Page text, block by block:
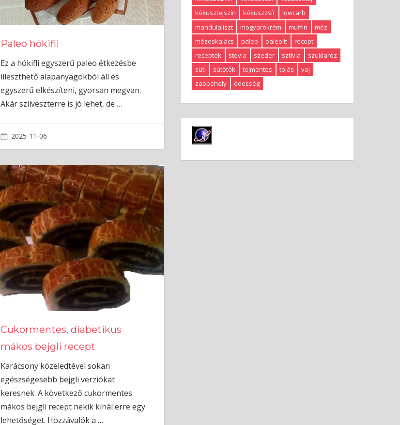
Paleo hókifli
Ez a hókifli egyszerű paleo étkezésbe
illeszthető alapanyagokból áll és
egyszerű elkészíteni, gyorsan megvan.
Akár szilveszterre is jó lehet, de …
2025-11-06
Cukormentes, diabetikus
mákos bejgli recept
Karácsony közeledtével sokan
egészségesebb bejgli verziókat
keresnek. A következő cukormentes
mákos bejgli recept nekik kínál erre egy
lehetőséget. Hozzávalók a …
kókusztejszín
kókuszzsír
lowcarb
mandulaliszt
mogyorókrém muffin
méz
mézeskalács
paleo paleolit
recept
receptek
stevia szeder sztívia
szuklaróz
süti
sütőtök tejmentes tojás
vaj
zabpehely
édesség